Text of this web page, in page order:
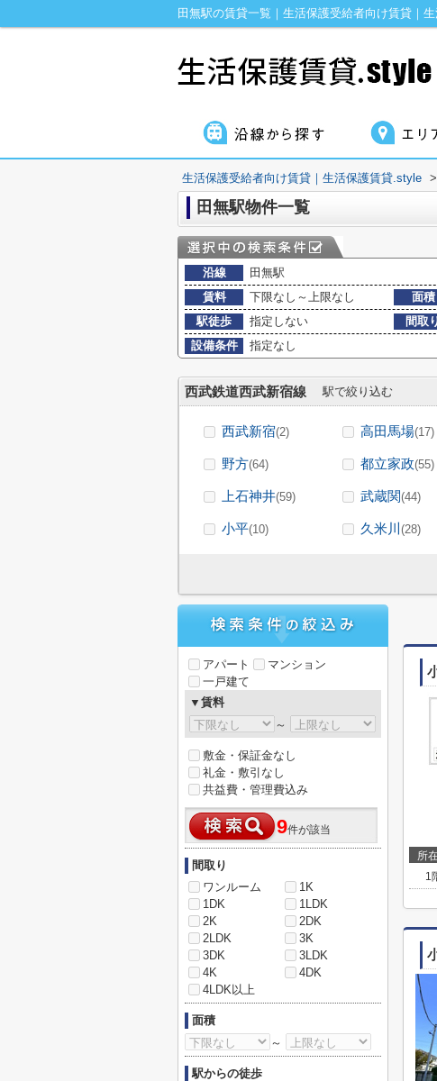
田無駅の賃貸一覧｜生活保護受給者向け賃貸｜
生活保護受給者向け賃貸｜生活保護賃貸.style >
田無駅物件一覧
沿線
田無駅
賃料
下限なし～上限なし 面積
駅徒歩
指定しない 間取
設備条件
指定なし
西武鉄道西武新宿線 駅で絞り込む
西武新宿(2) 高田馬場(17)
野方(64) 都立家政(55)
上石神井(59) 武蔵関(44)
小平(10) 久米川 (28)
所
1
アパート
マンション
一戸建て
▼賃料
～
敷金・保証金なし
礼金・敷引なし
共益費・管理費込み
9件が該当
間取り
ワンルーム
1K
1DK
1LDK
2K
2DK
2LDK
3K
3DK
3LDK
4K
4DK
4LDK以上
面積
～
駅からの徒歩